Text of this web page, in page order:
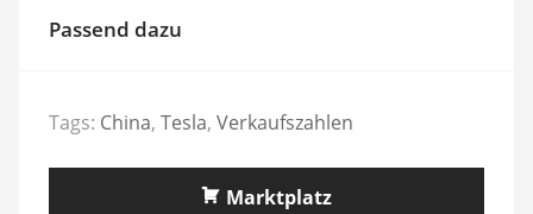
Passend dazu
Tags: China, Tesla, Verkaufszahlen
Marktplatz